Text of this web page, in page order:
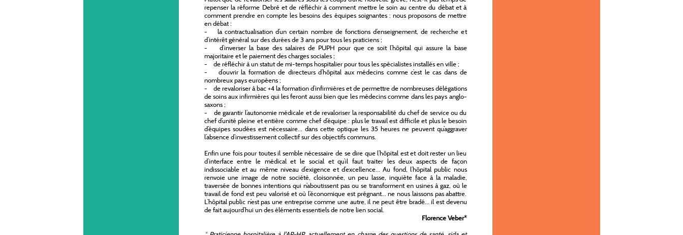
repenser la réforme Debré et de réfléchir à comment mettre le soin au centre du débat et à
comment prendre en compte les besoins des équipes soignantes : nous proposons de mettre
en débat :
- la contractualisation d’un certain nombre de fonctions d’enseignement, de recherche et
d’intérêt général sur des durées de 3 ans pour tous les praticiens ;
- d’inverser la base des salaires de PUPH pour que ce soit l’hôpital qui assure la base
majoritaire et le paiement des charges sociales ;
- de réfléchir à un statut de mi-temps hospitalier pour tous les spécialistes installés en ville ;
- d’ouvrir la formation de directeurs d’hôpital aux médecins comme c’est le cas dans de
nombreux pays européens ;
- de revaloriser à bac +4 la formation d’infirmières et de permettre de nombreuses délégations
de soins aux infirmières qui les feront aussi bien que les médecins comme dans les pays anglo-
saxons ;
- de garantir l’autonomie médicale et de revaloriser la responsabilité du chef de service ou du
chef d’unité pleine et entière comme chef d’équipe : plus le travail est difficile et plus le besoin
d’équipes soudées est nécessaire… dans cette optique les 35 heures ne peuvent qu’aggraver
l’absence d’investissement collectif sur des objectifs communs.
Enfin une fois pour toutes il semble nécessaire de se dire que l’hôpital est et doit rester un lieu
d’interface entre le médical et le social et qu’il faut traiter les deux aspects de façon
indissociable et au même niveau d’exigence et d’excellence… Au fond, l’hôpital public nous
renvoie une image de notre société, cloisonnée, un peu lasse, inquiète face à la maladie,
traversée de bonnes intentions qui n’aboutissent pas ou se transforment en usines à gaz, où le
travail de fond est peu valorisé et où l’économique est prégnant… ne nous laissons pas abattre.
L’hôpital public n’est pas une entreprise comme une autre, il ne peut être bradé… il est devenu
de fait aujourd’hui un des éléments essentiels de notre lien social.
Florence Veber*